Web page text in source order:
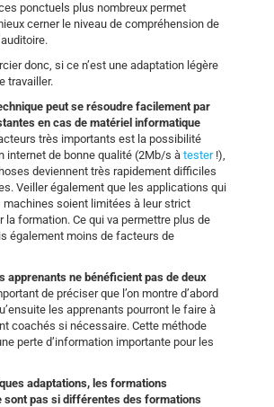
ponctuels plus nombreux permet
cerner le niveau de compréhension de
donc, si ce n’est une adaptation légère
travailler.
peut se résoudre facilement par
en cas de matériel informatique
très importants est la possibilité
internet de bonne qualité (2Mb/s àtester!),
deviennent très rapidement difficiles
Veiller également que les applications qui
machines soient limitées à leur strict
la formation. Ce qui va permettre plus de
également moins de facteurs de
apprenants ne bénéficient pas de deux
de préciser que l’on montre d’abord
les apprenants pourront le faire à
coachés si nécessaire. Cette méthode
perte d’information importante pour les
adaptations, les formations
sont pas si différentes des formations